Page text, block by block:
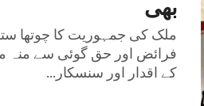
ملک کی جمہوریت کا چوتھا
فرائض اور حق گوئی سے منہ
کے اقدار اور سنسکار...